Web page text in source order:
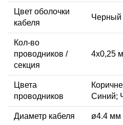
Цвет оболочки
кабеля
Черный
Кол-во
проводников /
секция
4x0,25
Цвета
проводников
Синий;
Диаметр кабеля ø4.4 мм